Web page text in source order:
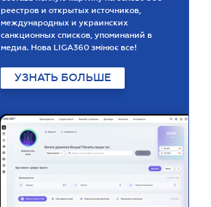
реестров и открытых источников,
международных и украинских
санкционных списков, упоминаний в
медиа. Нова LIGA360 змінює все!
УЗНАТЬ БОЛЬШЕ